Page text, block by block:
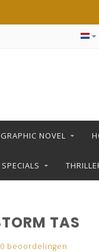
DE
GRAPHIC NOVEL
SPECIALS
TAS
0 beoordelingen